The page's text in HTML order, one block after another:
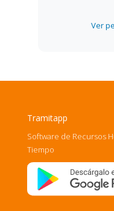
Ver
Tramitapp
Software de Recursos
Tiempo